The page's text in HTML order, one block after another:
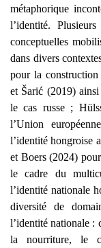
métaphorique
l’identité.
conceptuelles
dans divers
pour la
et Šarić (2019)
le cas russe ;
l’Union
l’identité hongroise
et Boers (2024)
le cadre du
l’identité nationale
diversité de
l’identité nationale :
la nourriture, le